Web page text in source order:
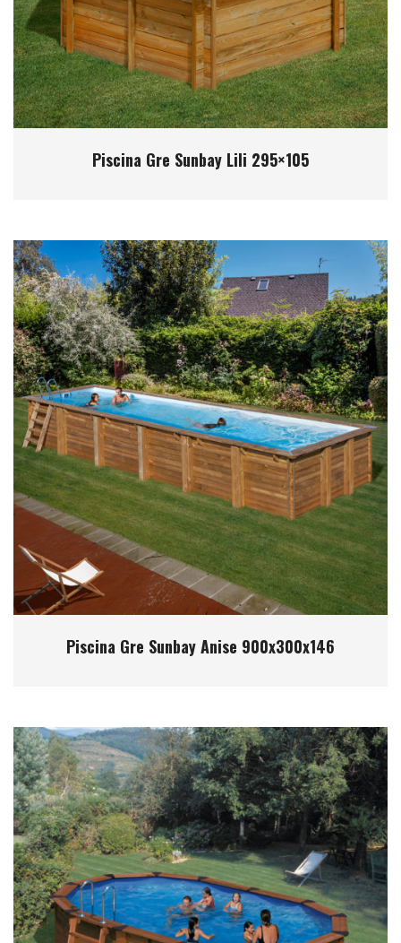
Piscina Gre Sunbay Lili 295×105
Piscina Gre Sunbay Anise 900x300x146